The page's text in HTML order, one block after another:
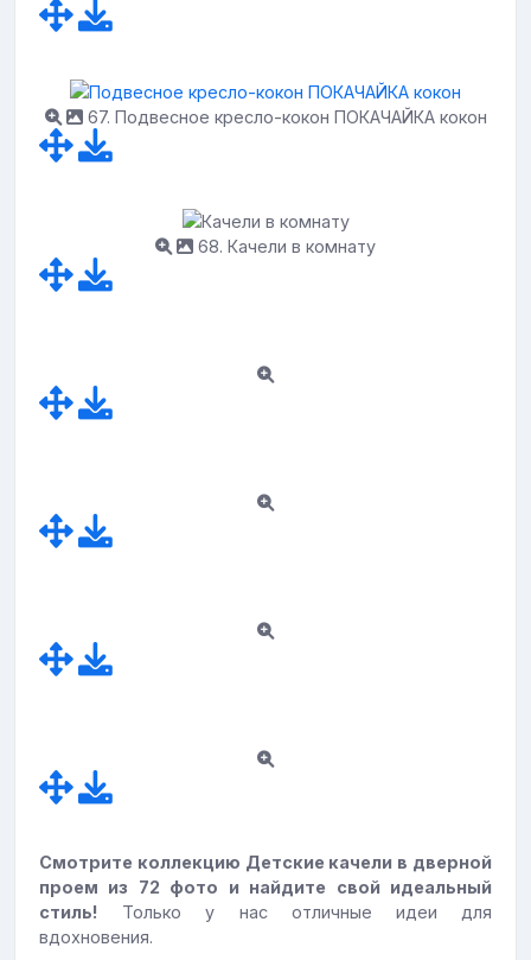
67. Подвесное кресло-кокон ПОКАЧАЙКА кокон
68. Качели в комнату
Смотрите коллекцию Детские качели в дверной
проем из 72 фото и найдите свой идеальный
стиль!
Только у нас отличные идеи для
вдохновения.